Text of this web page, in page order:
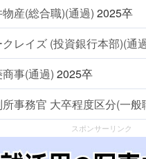
産(総合職)(通過) 2025卒
レイズ (投資銀行本部)(通
事(通過) 2025卒
事務官 大卒程度区分(一般
スポンサーリンク